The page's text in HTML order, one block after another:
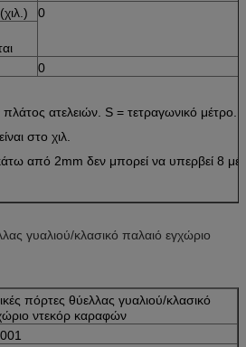
0
0
ατελειών. S = τετραγωνικό μέτρο.
στο χιλ.
από 2mm δεν μπορεί να υπερβεί 8
γυαλιού/κλασικό παλαιό εγχώριο
πόρτες θύελλας γυαλιού/κλασικό
ντεκόρ καραφών